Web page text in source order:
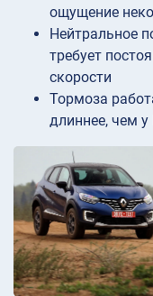
ощущение
Нейтральное
требует
скорости
Тормоза
длиннее, чем у